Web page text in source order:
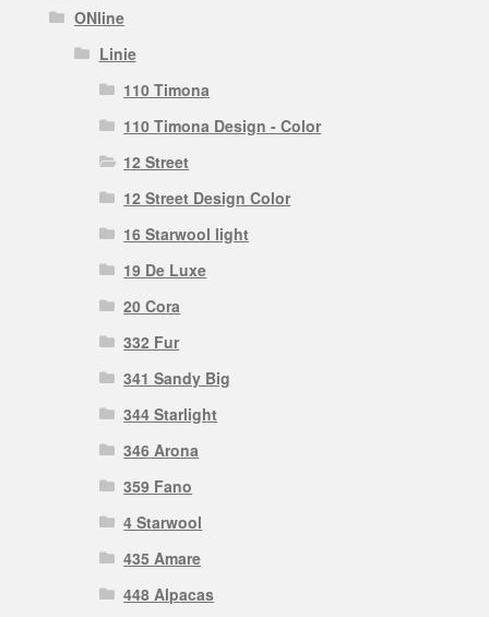
ONline
Linie
110 Timona
110 Timona Design - Color
12 Street
12 Street Design Color
16 Starwool light
19 De Luxe
20 Cora
332 Fur
341 Sandy Big
344 Starlight
346 Arona
359 Fano
4 Starwool
435 Amare
448 Alpacas